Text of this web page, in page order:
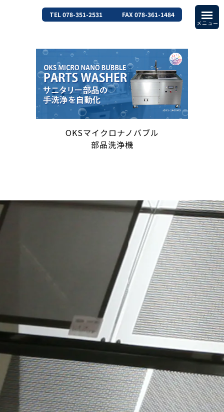
TEL 078-351-2531 FAX 078-361-1484
OKSマイクロナノバブル
部品洗浄機